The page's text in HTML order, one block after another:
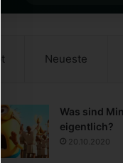
Neueste
Was sind
eigentlich?
20.10.2020